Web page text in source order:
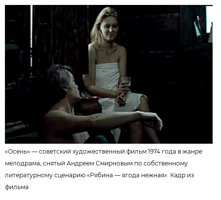
«Осень» — советский художественный фильм 1974 года в жанре
мелодрама, снятый Андреем Смирновым по собственному
литературному сценарию «Рябина — ягода нежная». Кадр из
фильма